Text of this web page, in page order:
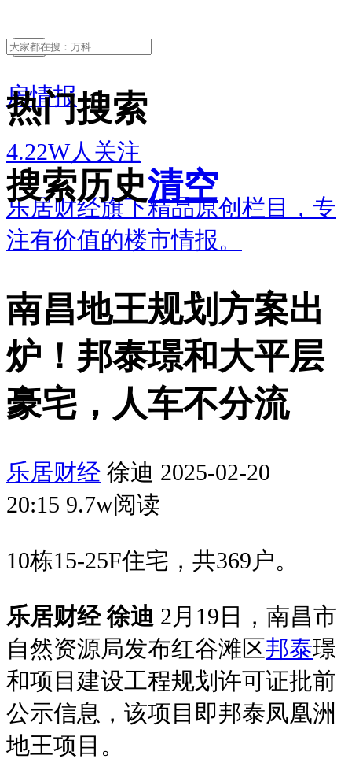
热门搜索
搜索历史清空
关注
房情报
4.22W人关注
乐居财经旗下精品原创栏目，专
注有价值的楼市情报。
南昌地王规划方案出
炉！邦泰璟和大平层
豪宅，人车不分流
乐居财经 徐迪 2025-02-20
20:15 9.7w阅读
10栋15-25F住宅，共369户。
乐居财经 徐迪 2月19日，南昌市
自然资源局发布红谷滩区邦泰璟
和项目建设工程规划许可证批前
公示信息，该项目即邦泰凤凰洲
地王项目。